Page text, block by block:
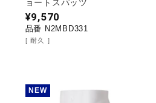
ョートスパッツ
¥9,570
品番 N2MBD331
耐久
NEW